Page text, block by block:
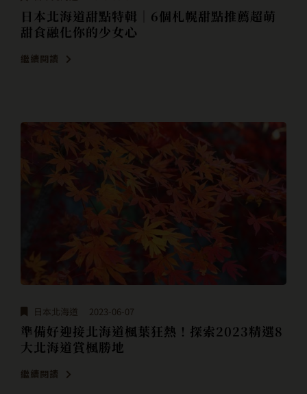
日本北海道甜點特輯｜6個札幌甜點推薦超萌
甜食融化你的少女心
繼續閱讀
日本北海道 2023-06-07
準備好迎接北海道楓葉狂熱！探索2023精選8
大北海道賞楓勝地
繼續閱讀